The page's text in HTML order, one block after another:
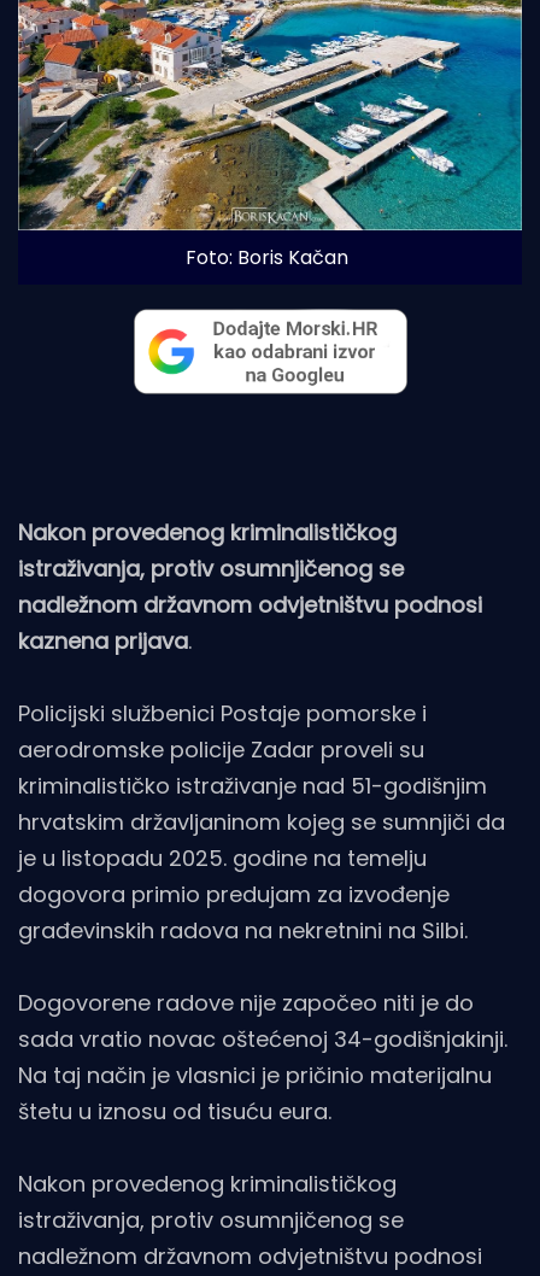
Foto: Boris Kačan
Nakon provedenog kriminalističkog
istraživanja, protiv osumnjičenog se
nadležnom državnom odvjetništvu podnosi
kaznena prijava.
Policijski službenici Postaje pomorske i
aerodromske policije Zadar proveli su
kriminalističko istraživanje nad 51-godišnjim
hrvatskim državljaninom kojeg se sumnjiči da
je u listopadu 2025. godine na temelju
dogovora primio predujam za izvođenje
građevinskih radova na nekretnini na Silbi.
Dogovorene radove nije započeo niti je do
sada vratio novac oštećenoj 34-godišnjakinji.
Na taj način je vlasnici je pričinio materijalnu
štetu u iznosu od tisuću eura.
Nakon provedenog kriminalističkog
istraživanja, protiv osumnjičenog se
nadležnom državnom odvjetništvu podnosi